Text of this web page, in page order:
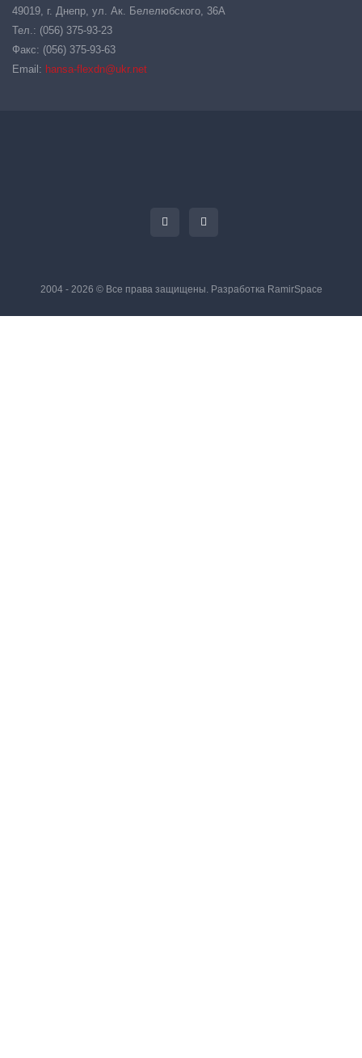
49019, г. Днепр, ул. Ак. Белелюбского, 36А
Тел.: (056) 375-93-23
Факс: (056) 375-93-63
Email: hansa-flexdn@ukr.net
2004 - 2026 © Все права защищены. Разработка RamirSpace